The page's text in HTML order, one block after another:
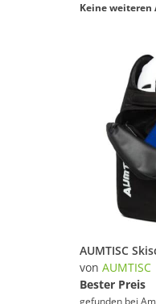
Keine weiteren
von AUMTISC
Bester Preis
gefunden bei